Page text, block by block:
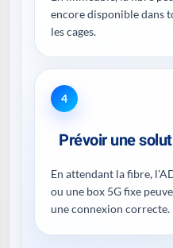
encore disponible dans
les cages.
4
Prévoir une
En attendant la fibre,
ou une box 5G fixe
une connexion correcte.